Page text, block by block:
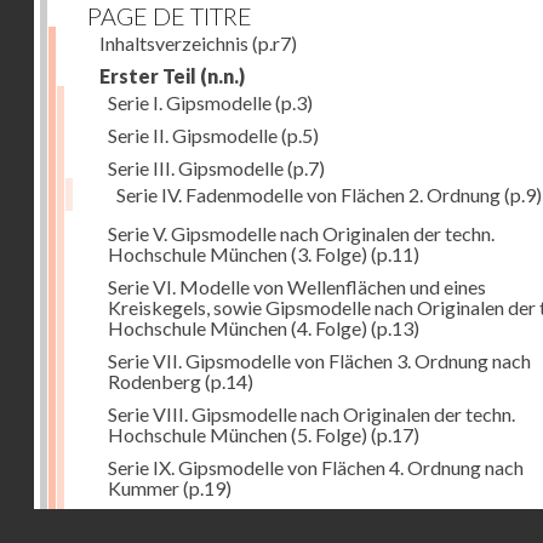
PAGE DE TITRE
Inhaltsverzeichnis (p.r7)
Erster Teil (n.n.)
Serie I. Gipsmodelle(p.3)
Serie II. Gipsmodelle(p.5)
Serie III. Gipsmodelle(p.7)
Serie IV. Fadenmodelle von Flächen 2. Ordnung(p.9)
Serie V. Gipsmodelle nach Originalen der techn.
Hochschule München (3. Folge) (p.11)
Serie VI. Modelle von Wellenflächen und eines
Kreiskegels, sowie Gipsmodelle nach Originalen der
Hochschule München (4. Folge) (p.13)
Serie VII. Gipsmodelle von Flächen 3. Ordnung nach
Rodenberg(p.14)
Serie VIII. Gipsmodelle nach Originalen der techn.
Hochschule München (5. Folge) (p.17)
Serie IX. Gipsmodelle von Flächen 4. Ordnung nach
Kummer(p.19)